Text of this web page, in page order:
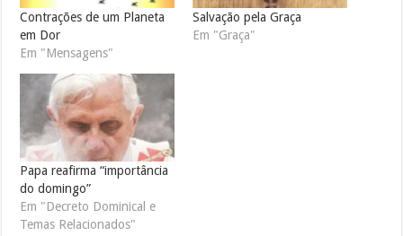
Contrações de um Planeta
em Dor
Em "Mensagens"
Salvação pela Graça
Em "Graça"
Papa reafirma “importância
do domingo”
Em "Decreto Dominical e
Temas Relacionados"